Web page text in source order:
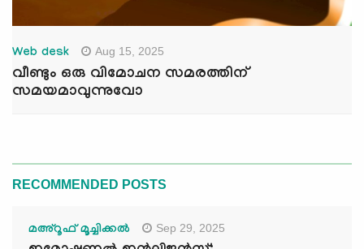
Web desk Aug 15, 2025
വീണ്ടും ഒരു വിമോചന സമരത്തിന്
സമയമാവുന്നുവോ
RECOMMENDED POSTS
മഅ്റൂഫ് മൂച്ചിക്കല്‍ Sep 29, 2025